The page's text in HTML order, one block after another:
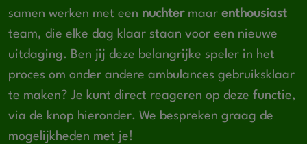
samen werken met een nuchtermaar enthousiast
team, die elke dag klaar staan voor een nieuwe
uitdaging. Ben jij deze belangrijke speler in het
proces om onder andere ambulances gebruiksklaar
te maken? Je kunt direct reageren op deze functie,
via de knop hieronder. We bespreken graag de
mogelijkheden met je!